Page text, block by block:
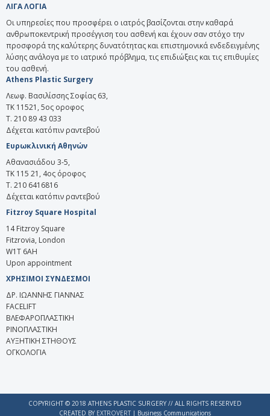
ΛΙΓΑ ΛΟΓΙΑ
Οι υπηρεσίες που προσφέρει ο ιατρός βασίζονται στην καθαρά
ανθρωποκεντρική προσέγγιση του ασθενή και έχουν σαν στόχο την
προσφορά της καλύτερης δυνατότητας και επιστημονικά ενδεδειγμένης
λύσης ανάλογα με το ιατρικό πρόβλημα, τις επιδιώξεις και τις επιθυμίες
του ασθενή.
Athens Plastic Surgery
Λεωφ. Βασιλίσσης Σοφίας 63,
ΤΚ 11521, 5ος οροφος
T. 210 89 43 033
Δέχεται κατόπιν ραντεβού
Ευρωκλινική Αθηνών
Αθανασιάδου 3-5,
ΤΚ 115 21, 4ος όροφος
Τ. 210 6416816
Δέχεται κατόπιν ραντεβού
Fitzroy Square Hospital
14 Fitzroy Square
Fitzrovia, London
W1T 6AH
Upon appointment
ΧΡΗΣΙΜΟΙ ΣΥΝΔΕΣΜΟΙ
ΔΡ. ΙΩΑΝΝΗΣ ΓΙΑΝΝΑΣ
FACELIFT
ΒΛΕΦΑΡΟΠΛΑΣΤΙΚΗ
ΡΙΝΟΠΛΑΣΤΙΚΗ
ΑΥΞΗΤΙΚΗ ΣΤΗΘΟΥΣ
ΟΓΚΟΛΟΓΙΑ
COPYRIGHT © 2018 ATHENS PLASTIC SURGERY // ALL RIGHTS RESERVED
CREATED BY EXTROVERT | Business Communications